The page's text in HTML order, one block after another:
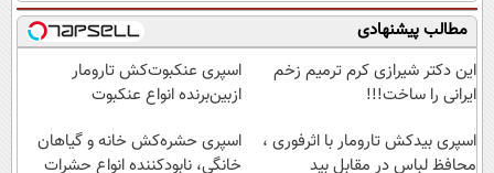
مطالب پیشنهادی
این دکتر شیرازی کرم ترمیم زخم
ایرانی را ساخت!!!
اسپری عنکبوت‌‌کش تارومار
ازبین‌برنده انواع عنکبوت
اسپری بیدکش تارومار با اثرفوری ،
محافظ لباس در مقابل بید
اسپری حشره‌کش خانه و گیاهان
خانگی، نابودکننده انواع حشرات